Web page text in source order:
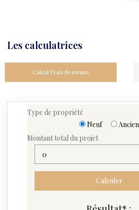
Les calculatrices
Calcul Frais de notaire